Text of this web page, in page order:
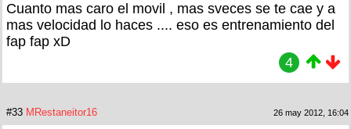
Cuanto mas caro el movil , mas sveces se te cae y a
mas velocidad lo haces .... eso es entrenamiento del
fap fap xD
4
#33 MRestaneitor16 26 may 2012, 16:04